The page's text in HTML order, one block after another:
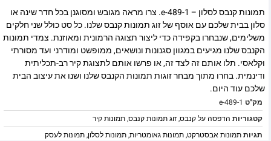
תמונות קנבס לסלון – e-489-1. צרו מראה מגובש ומסוגנן בכל חדר שינה או
סלון בבית שלכם עם אוסף של זוג תמונות קנבס שלנו. כל סט כולל שני חלקים
משלימים, שנבחרו בקפידה כדי ליצור תצוגה הרמונית ומאוזנת. צמדי תמונות
הקנבס שלנו מגיעים במגוון סגנונות ונושאים, ממופשט ומודרני ועד מסורתי
וקלאסי. תלו אותם זה לצד זה, או פרשו אותם לתצוגת קיר רב-תכליתית
ודינמית. בחרו מתוך מבחר זוגות תמונות הקנבס שלנו ושנו את עיצוב הבית
שלכם עוד היום.
מק"ט e-489-1
קטגוריות הדפסה על קנבס,זוג תמונות קנבס,תמונות קיר
תגיותתמונות אבסטרקט,תמונות גאומטריות,תמונות לסלון,תמונות לעסק